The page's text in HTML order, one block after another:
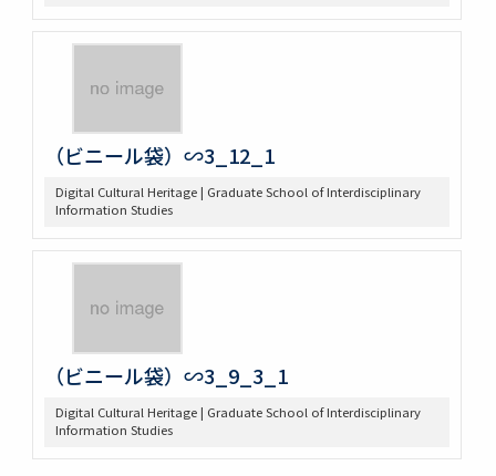
（ビニール袋）∽3_12_1
Digital Cultural Heritage | Graduate School of Interdisciplinary
Information Studies
（ビニール袋）∽3_9_3_1
Digital Cultural Heritage | Graduate School of Interdisciplinary
Information Studies